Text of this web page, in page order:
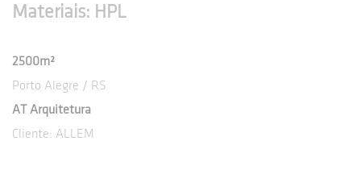
Materiais: HPL
2500m²
Porto Alegre / RS
AT Arquitetura
Cliente: ALLEM